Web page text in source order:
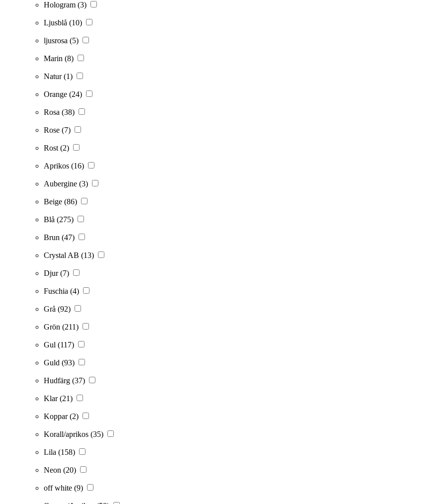
Hologram (3)
Ljusblå (10)
ljusrosa (5)
Marin (8)
Natur(1)
Orange (24)
Rosa (38)
Rose (7)
Rost (2)
Aprikos (16)
Aubergine (3)
Beige (86)
Blå (275)
Brun (47)
Crystal AB (13)
Djur(7)
Fuschia (4)
Grå (92)
Grön (211)
Gul (117)
Guld (93)
Hudfärg (37)
Klar(21)
Koppar(2)
Korall/aprikos (35)
Lila (158)
Neon (20)
off white (9)